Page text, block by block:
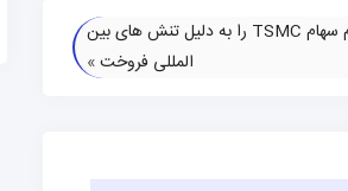
وارن بافت تقریباً تمام سهام TSMC را به دلیل تنش های بین
المللی فروخت»